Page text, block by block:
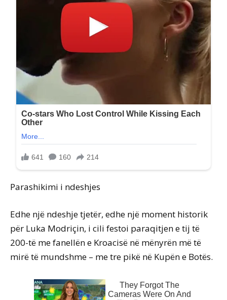
Parashikimi i ndeshjes
Edhe një ndeshje tjetër, edhe një moment historik
për Luka Modriçin, i cili festoi paraqitjen e tij të
200-të me fanellën e Kroacisë në mënyrën më të
mirë të mundshme – me tre pikë në Kupën e Botës.